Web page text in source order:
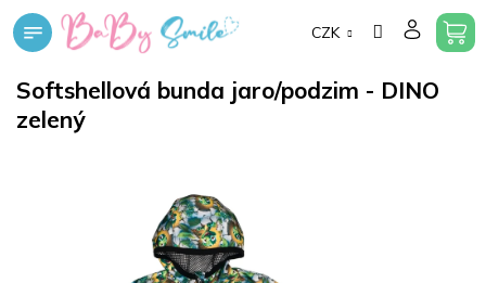
Přejít
na
CZK
Softshellová bunda jaro/podzim - DINO
zelený